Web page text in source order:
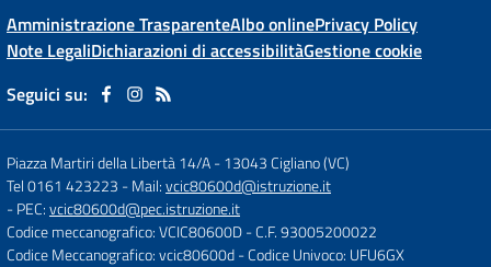
Amministrazione TrasparenteAlbo onlinePrivacy Policy
Note LegaliDichiarazioni di accessibilitàGestione cookie
Seguici su:
Piazza Martiri della Libertà 14/A-13043 Cigliano (VC)
Tel 0161 423223 - Mail:vcic80600d@istruzione.it
- PEC:vcic80600d@pec.istruzione.it
Codice meccanografico: VCIC80600D- C.F. 93005200022
Codice Meccanografico: vcic80600d- Codice Univoco: UFU6GX